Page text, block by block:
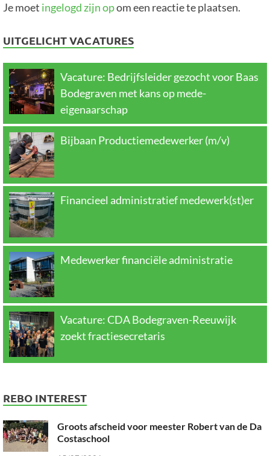
Je moet ingelogd zijn opom een reactie te plaatsen.
UITGELICHT VACATURES
Vacature: Bedrijfsleider gezocht voor Baas
Bodegraven met kans op mede-
eigenaarschap
Bijbaan Productiemedewerker (m/v)
Financieel administratief medewerk(st)er
Medewerker financiële administratie
Vacature: CDA Bodegraven-Reeuwijk
zoekt fractiesecretaris
REBO INTEREST
Groots afscheid voor meester Robert van de Da
Costaschool